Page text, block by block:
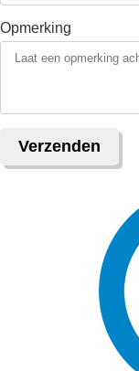
Opmerking
Verzenden